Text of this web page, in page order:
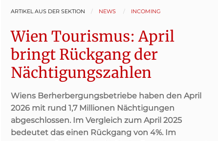
ARTIKEL AUS DER SEKTION NEWS INCOMING
Wien Tourismus: April
bringt Rückgang der
Nächtigungszahlen
Wiens Berherbergungsbetriebe haben den April
2026 mit rund 1,7 Millionen Nächtigungen
abgeschlossen. Im Vergleich zum April 2025
bedeutet das einen Rückgang von 4%. Im